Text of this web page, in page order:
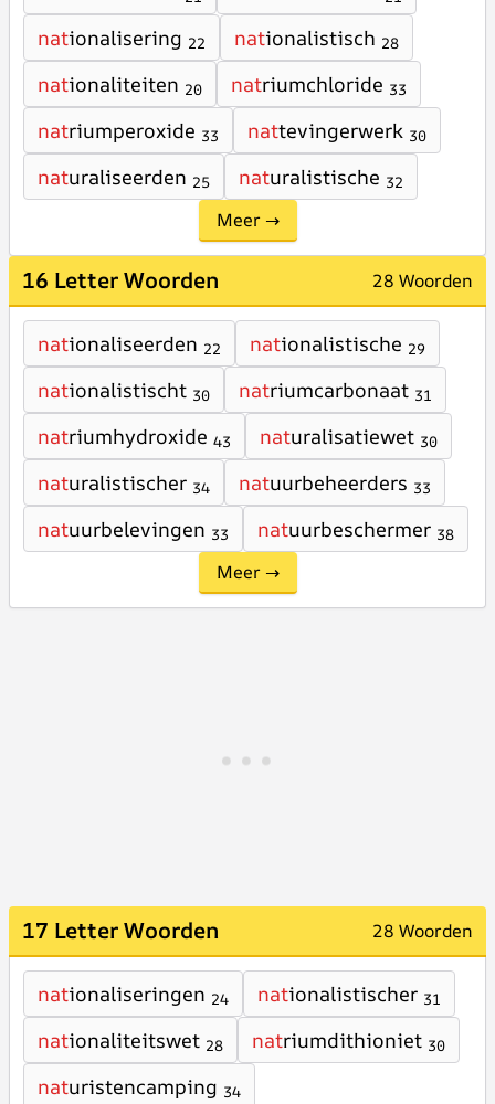
nationalisering 22 nationalistisch 28
nationaliteiten 20 natriumchloride 33
natriumperoxide 33 nattevingerwerk 30
naturaliseerden 25 naturalistische 32
Meer →
16 Letter Woorden 28 Woorden
nationaliseerden 22 nationalistische 29
nationalistischt 30 natriumcarbonaat 31
natriumhydroxide 43 naturalisatiewet 30
naturalistischer 34 natuurbeheerders 33
natuurbelevingen 33 natuurbeschermer 38
Meer →
17 Letter Woorden 28 Woorden
nationaliseringen 24 nationalistischer 31
nationaliteitswet 28 natriumdithioniet 30
naturistencamping 34